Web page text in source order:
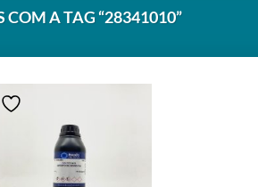
A TAG “28341010”